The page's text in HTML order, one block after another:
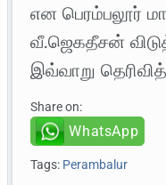
என பெரம்பலூர்
வீ.ஜெகதீசன்
இவ்வாறு
Share on:
WhatsApp
Tags: Perambalur